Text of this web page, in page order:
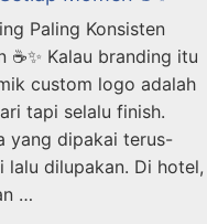
Paling Konsisten
Kalau branding itu
custom logo adalah
tapi selalu finish.
yang dipakai terus-
lalu dilupakan. Di hotel,
…